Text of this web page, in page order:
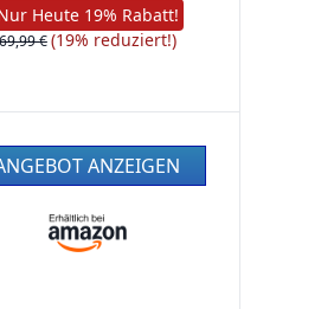
Heute 19% Rabatt!
€(19% reduziert!)
ANZEIGEN